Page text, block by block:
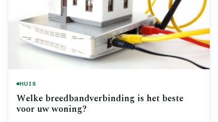
HUIS
Welke breedbandverbinding is het beste
voor uw woning?